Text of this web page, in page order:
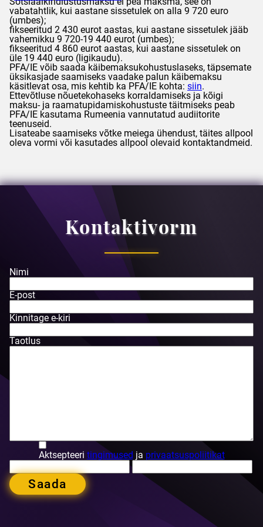
vabatahtlik, kui aastane sissetulek on alla 9 720 euro
(umbes);
fikseeritud 2 430 eurot aastas, kui aastane sissetulek jääb
vahemikku 9 720-19 440 eurot (umbes);
fikseeritud 4 860 eurot aastas, kui aastane sissetulek on
üle 19 440 euro (ligikaudu).
PFA/IE võib saada käibemaksukohustuslaseks, täpsemate
üksikasjade saamiseks vaadake palun käibemaksu
käsitlevat osa, mis kehtib ka PFA/IE kohta: siin.
Ettevõtluse nõuetekohaseks korraldamiseks ja kõigi
maksu- ja raamatupidamiskohustuste täitmiseks peab
PFA/IE kasutama Rumeenia vannutatud audiitorite
teenuseid.
Lisateabe saamiseks võtke meiega ühendust, täites allpool
oleva vormi või kasutades allpool olevaid kontaktandmeid.
Kontaktivorm
Nimi
E-post
Kinnitage e-kiri
Taotlus
Aktsepteeri tingimused ja privaatsuspoliitikat
Saada